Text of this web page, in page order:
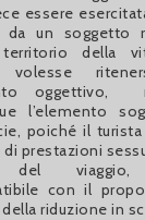
essere
da un soggetto
della
volesse
oggettivo,
l’elemento
poiché il
di prestazioni
del viaggio,
con il
riduzione in